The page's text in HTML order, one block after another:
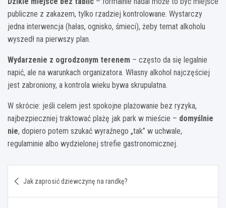
publiczne z zakazem, tylko rzadziej kontrolowane. Wystarczy
jedna interwencja (hałas, ognisko, śmieci), żeby temat alkoholu
wyszedł na pierwszy plan.
Wydarzenie z ogrodzonym terenem – często da się legalnie
napić, ale na warunkach organizatora. Własny alkohol najczęściej
jest zabroniony, a kontrola wieku bywa skrupulatna.
W skrócie: jeśli celem jest spokojne plażowanie bez ryzyka,
najbezpieczniej traktować plażę jak park w mieście – domyślnie
nie, dopiero potem szukać wyraźnego „tak” w uchwale,
regulaminie albo wydzielonej strefie gastronomicznej.
wpisu
Jak zaprosić dziewczynę na randkę?